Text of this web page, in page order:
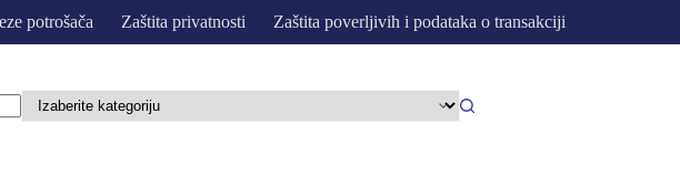
potrošača Zaštita privatnosti Zaštita poverljivih i podataka o transakciji